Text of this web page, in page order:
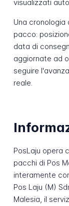
visualizzati
Una
pacco:
data di
aggiornate ad
seguire
reale.
PosLaju opera
pacchi di Pos
interamente
Pos Laju (M)
Malesia, il